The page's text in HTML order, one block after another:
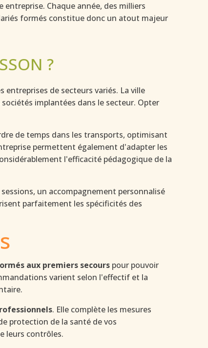
Chaque année, des milliers
formés constitue donc un atout majeur
?
entreprises de secteurs variés. La ville
implantées dans le secteur. Opter
de temps dans les transports, optimisant
permettent également d'adapter les
l'efficacité pédagogique de la
un accompagnement personnalisé
parfaitement les spécificités des
aux premiers secours pour pouvoir
varient selon l'effectif et la
. Elle complète les mesures
protection de la santé de vos
leurs contrôles.